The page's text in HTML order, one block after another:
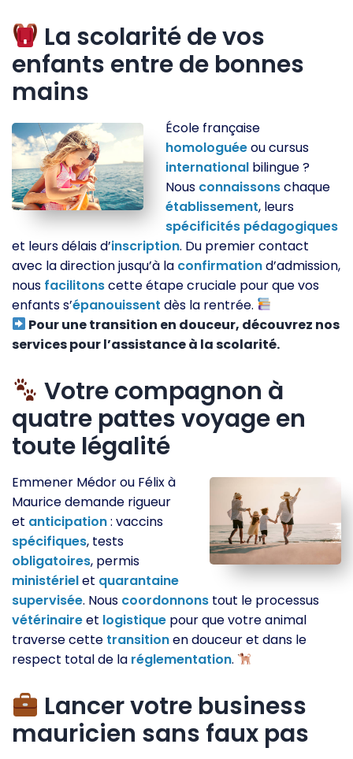
La scolarité de vos
enfants entre de bonnes
mains
École française
homologuéeou cursus
international bilingue ?
Nous connaissonschaque
établissement, leurs
spécificités pédagogiques
et leurs délais d’inscription. Du premier contact
avec la direction jusqu’à la confirmationd’admission,
nous facilitonscette étape cruciale pour que vos
enfants s’épanouissent dès la rentrée.
Pour une transition en douceur, découvrez nos
services pour l’assistance à la scolarité.
Votre compagnon à
quatre pattes voyage en
toute légalité
Emmener Médor ou Félix à
Maurice demande rigueur
et anticipation: vaccins
spécifiques, tests
obligatoires, permis
ministérielet quarantaine
supervisée. Nous coordonnons tout le processus
vétérinaireet logistique pour que votre animal
traverse cette transitionen douceur et dans le
respect total de la réglementation.
Lancer votre business
mauricien sans faux pas